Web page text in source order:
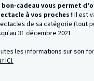
bon-cadeau vous permet
à vos proches !Il est
de sa catégorie (tout
31 décembre 2021.
les informations sur son
ICI.